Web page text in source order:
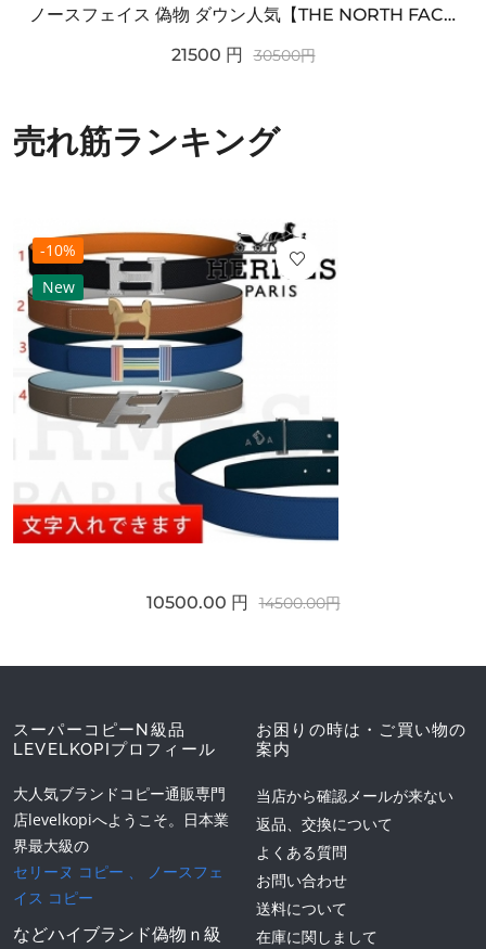
ノースフェイス 偽物 ダウン人気【THE NORTH FACE】M'S 7 SUMMIT HIM...
21500 円 30500円
売れ筋ランキング
-10%
New
10500.00 円 14500.00円
スーパーコピーN級品
LEVELKOPIプロフィール
大人気ブランドコピー通販専門
店levelkopiへようこそ。日本業
界最大級の
セリーヌ コピー 、
ノースフェ
イス コピー
などハイブランド偽物ｎ級
お困りの時は・ご買い物の
案内
当店から確認メールが来ない
返品、交換について
よくある質問
お問い合わせ
送料について
在庫に関しまして